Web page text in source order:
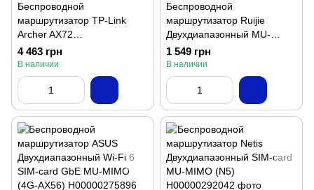
Беспроводной
маршрутизатор TP-Link
Archer AX72
Двухдиапазонный Wi-Fi 6
GbE 4×4 MU-MIMO
(ARCHER-AX72)
4 463 грн
В наличии
Беспроводной
маршрутизатор Ruijie
Двухдиапазонный MU-
MIMO (RG-EW1200)
1 549 грн
В наличии